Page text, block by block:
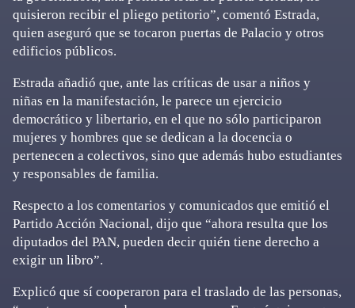
quisieron recibir el pliego petitorio”, comentó Estrada,
quien aseguró que se tocaron puertas de Palacio y otros
edificios públicos.
Estrada añadió que, ante las críticas de usar a niños y
niñas en la manifestación, le parece un ejercicio
democrático y libertario, en el que no sólo participaron
mujeres y hombres que se dedican a la docencia o
pertenecen a colectivos, sino que además hubo estudiantes
y responsables de familia.
Respecto a los comentarios y comunicados que emitió el
Partido Acción Nacional, dijo que “ahora resulta que los
diputados del PAN, pueden decir quién tiene derecho a
exigir un libro”.
Explicó que sí cooperaron para el traslado de las personas,